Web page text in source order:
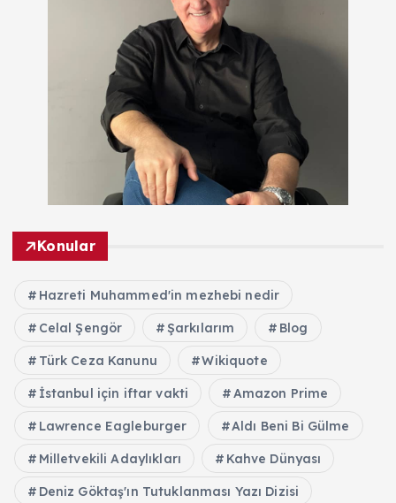
Konular
Hazreti Muhammed'in mezhebi nedir
Celal Şengör Şarkılarım Blog
Türk Ceza Kanunu Wikiquote
İstanbul için iftar vakti Amazon Prime
Lawrence Eagleburger Aldı Beni Bi Gülme
Milletvekili Adaylıkları Kahve Dünyası
Deniz Göktaş'ın Tutuklanması Yazı Dizisi